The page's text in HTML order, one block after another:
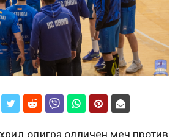
одигра одличен меч против